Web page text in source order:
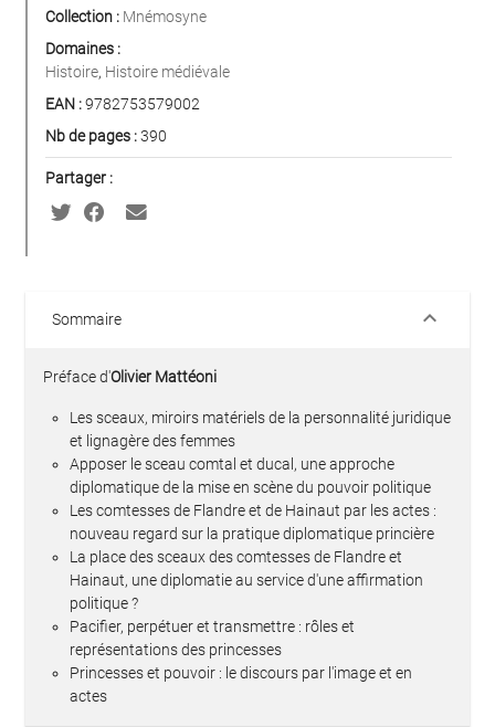
Collection : Mnémosyne
Domaines :
Histoire, Histoire médiévale
EAN :9782753579002
Nb de pages :390
Partager :
Sommaire keyboard_arrow_down
Préface d'Olivier Mattéoni
Les sceaux, miroirs matériels de la personnalité juridique
et lignagère des femmes
Apposer le sceau comtal et ducal, une approche
diplomatique de la mise en scène du pouvoir politique
Les comtesses de Flandre et de Hainaut par les actes :
nouveau regard sur la pratique diplomatique princière
La place des sceaux des comtesses de Flandre et
Hainaut, une diplomatie au service d'une affirmation
politique ?
Pacifier, perpétuer et transmettre : rôles et
représentations des princesses
Princesses et pouvoir : le discours par l'image et en
actes